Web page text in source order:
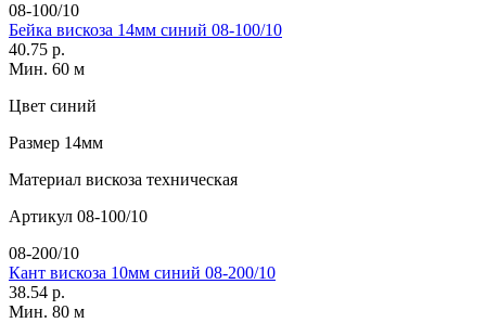
08-100/10
Бейка вискоза 14мм синий 08-100/10
40.75 р.
Мин. 60 м
Цвет синий
Размер 14мм
Материал вискоза техническая
Артикул 08-100/10
08-200/10
Кант вискоза 10мм синий 08-200/10
38.54 р.
Мин. 80 м